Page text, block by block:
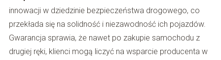
innowacji w dziedzinie bezpieczeństwa drogowego, co
przekłada się na solidność i niezawodność ich pojazdów.
Gwarancja sprawia, że nawet po zakupie samochodu z
drugiej ręki, klienci mogą liczyć na wsparcie producenta w